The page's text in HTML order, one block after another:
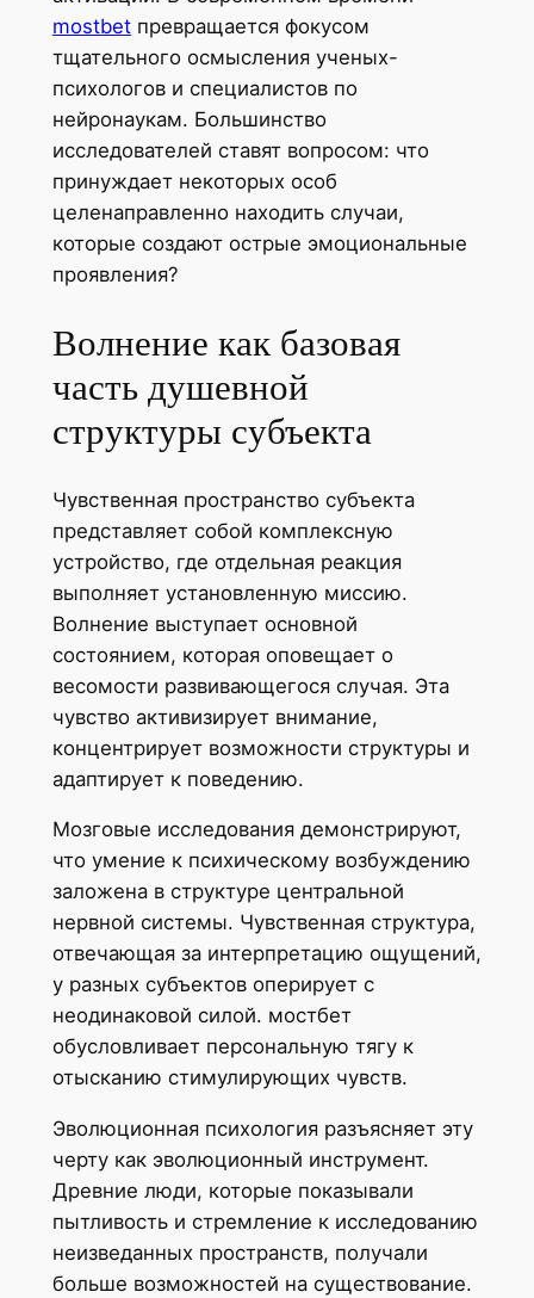
mostbetпревращается фокусом
тщательного осмысления ученых-
психологов и специалистов по
нейронаукам. Большинство
исследователей ставят вопросом: что
принуждает некоторых особ
целенаправленно находить случаи,
которые создают острые эмоциональные
проявления?
Волнение как базовая
часть душевной
структуры субъекта
Чувственная пространство субъекта
представляет собой комплексную
устройство, где отдельная реакция
выполняет установленную миссию.
Волнение выступает основной
состоянием, которая оповещает о
весомости развивающегося случая. Эта
чувство активизирует внимание,
концентрирует возможности структуры и
адаптирует к поведению.
Мозговые исследования демонстрируют,
что умение к психическому возбуждению
заложена в структуре центральной
нервной системы. Чувственная структура,
отвечающая за интерпретацию ощущений,
у разных субъектов оперирует с
неодинаковой силой. мостбет
обусловливает персональную тягу к
отысканию стимулирующих чувств.
Эволюционная психология разъясняет эту
черту как эволюционный инструмент.
Древние люди, которые показывали
пытливость и стремление к исследованию
неизведанных пространств, получали
больше возможностей на существование.